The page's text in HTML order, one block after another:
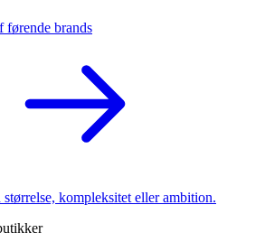
førende brands
størrelse, kompleksitet eller ambition.